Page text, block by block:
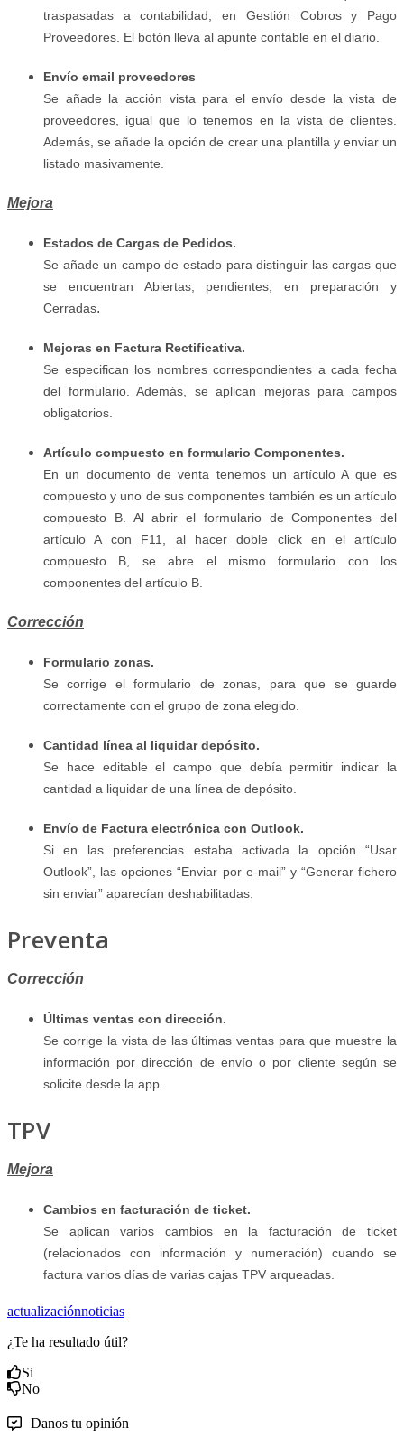
traspasadas a contabilidad, en Gestión Cobros y Pago
Proveedores. El botón lleva al apunte contable en el diario.
Envío email proveedores
Se añade la acción vista para el envío desde la vista de
proveedores, igual que lo tenemos en la vista de clientes.
Además, se añade la opción de crear una plantilla y enviar un
listado masivamente.
Mejora
Estados de Cargas de Pedidos.
Se añade un campo de estado para distinguir las cargas que
se encuentran Abiertas, pendientes, en preparación y
Cerradas.
Mejoras en Factura Rectificativa.
Se especifican los nombres correspondientes a cada fecha
del formulario. Además, se aplican mejoras para campos
obligatorios.
Artículo compuesto en formulario Componentes.
En un documento de venta tenemos un artículo A que es
compuesto y uno de sus componentes también es un artículo
compuesto B. Al abrir el formulario de Componentes del
artículo A con F11, al hacer doble click en el artículo
compuesto B, se abre el mismo formulario con los
componentes del artículo B.
Corrección
Formulario zonas.
Se corrige el formulario de zonas, para que se guarde
correctamente con el grupo de zona elegido.
Cantidad línea al liquidar depósito.
Se hace editable el campo que debía permitir indicar la
cantidad a liquidar de una línea de depósito.
Envío de Factura electrónica con Outlook.
Si en las preferencias estaba activada la opción “Usar
Outlook”, las opciones “Enviar por e-mail” y “Generar fichero
sin enviar” aparecían deshabilitadas.
Preventa
Corrección
Últimas ventas con dirección.
Se corrige la vista de las últimas ventas para que muestre la
información por dirección de envío o por cliente según se
solicite desde la app.
TPV
Mejora
Cambios en facturación de ticket.
Se aplican varios cambios en la facturación de ticket
(relacionados con información y numeración) cuando se
factura varios días de varias cajas TPV arqueadas.
actualizaciónnoticias
¿Te ha resultado útil?
Si
No
Danos tu opinión